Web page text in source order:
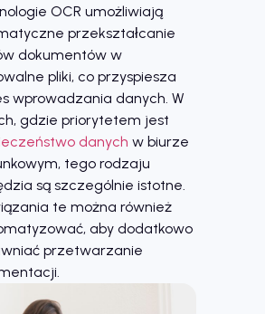
OCR umożliwiają
przekształcanie
dokumentów w
pliki, co przyspiesza
wprowadzania danych. W
gdzie priorytetem jest
danych w biurze
tego rodzaju
są szczególnie istotne.
te można również
aby dodatkowo
przetwarzanie